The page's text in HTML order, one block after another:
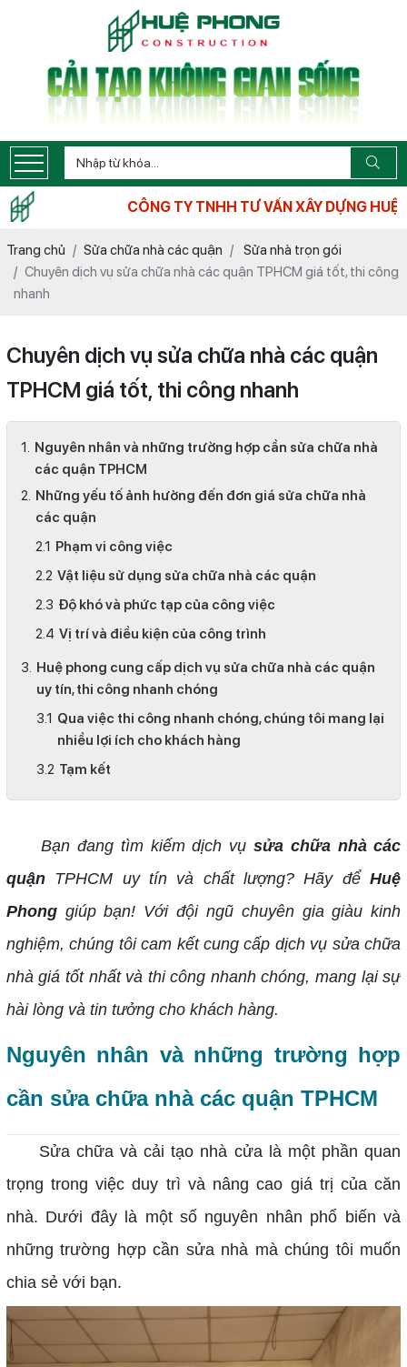
CÔNG TY TNHH TƯ VẤN XÂY DỰNG HUỆ PHONG XIN
Trang chủ Sửa chữa nhà các quận
Sửa nhà trọn gói
Chuyên dịch vụ sửa chữa nhà các quận TPHCM giá tốt, thi công
nhanh
Chuyên dịch vụ sửa chữa nhà các quận
TPHCM giá tốt, thi công nhanh
Nguyên nhân và những trường hợp cần sửa chữa nhà
các quận TPHCM
Những yếu tố ảnh hưởng đến đơn giá sửa chữa nhà
các quận
Phạm vi công việc
Vật liệu sử dụng sửa chữa nhà các quận
Độ khó và phức tạp của công việc
Vị trí và điều kiện của công trình
Huệ phong cung cấp dịch vụ sửa chữa nhà các quận
uy tín, thi công nhanh chóng
Qua việc thi công nhanh chóng, chúng tôi mang lại
nhiều lợi ích cho khách hàng
Tạm kết
Bạn đang tìm kiếm dịch vụsửa chữa nhà các
quậnTPHCM uy tín và chất lượng? Hãy đểHuệ
Phonggiúp bạn! Với đội ngũ chuyên gia giàu kinh
nghiệm, chúng tôi cam kết cung cấp dịch vụ sửa chữa
nhà giá tốt nhất và thi công nhanh chóng, mang lại sự
hài lòng và tin tưởng cho khách hàng.
Nguyên nhân và những trường hợp
cần sửa chữa nhà các quận TPHCM
Sửa chữa và cải tạo nhà cửa là một phần quan
trọng trong việc duy trì và nâng cao giá trị của căn
nhà. Dưới đây là một số nguyên nhân phổ biến và
những trường hợp cần sửa nhà mà chúng tôi muốn
chia sẻ với bạn.